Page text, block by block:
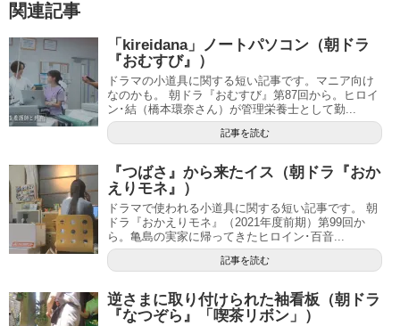
関連記事
「kireidana」ノートパソコン（朝ドラ
『おむすび』）
ドラマの小道具に関する短い記事です。マニア向け
なのかも。 朝ドラ『おむすび』第87回から。ヒロイ
ン･結（橋本環奈さん）が管理栄養士として勤...
記事を読む
『つばさ』から来たイス（朝ドラ『おか
えりモネ』）
ドラマで使われる小道具に関する短い記事です。 朝
ドラ『おかえりモネ』（2021年度前期）第99回か
ら。亀島の実家に帰ってきたヒロイン･百音...
記事を読む
逆さまに取り付けられた袖看板（朝ドラ
『なつぞら』「喫茶リボン」）